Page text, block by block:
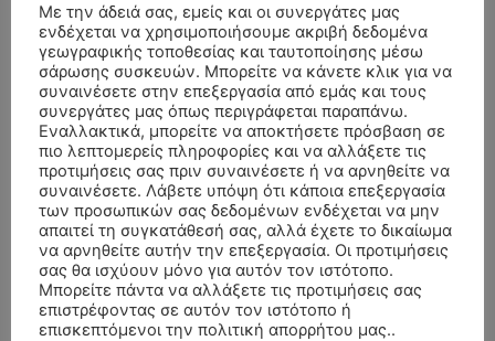
ΣΥΛΛΥΠΗΤΗΡΙΑ ΜΗΝΥΜΑΤΑ
Με την άδειά σας, εμείς και οι συνεργάτες μας
ενδέχεται να χρησιμοποιήσουμε ακριβή δεδομένα
γεωγραφικής τοποθεσίας και ταυτοποίησης μέσω
σάρωσης συσκευών. Μπορείτε να κάνετε κλικ για να
συναινέσετε στην επεξεργασία από εμάς και τους
συνεργάτες μας όπως περιγράφεται παραπάνω.
Εναλλακτικά, μπορείτε να αποκτήσετε πρόσβαση σε
πιο λεπτομερείς πληροφορίες και να αλλάξετε τις
προτιμήσεις σας πριν συναινέσετε ή να αρνηθείτε να
συναινέσετε. Λάβετε υπόψη ότι κάποια επεξεργασία
των προσωπικών σας δεδομένων ενδέχεται να μην
απαιτεί τη συγκατάθεσή σας, αλλά έχετε το δικαίωμα
να αρνηθείτε αυτήν την επεξεργασία. Οι προτιμήσεις
σας θα ισχύουν μόνο για αυτόν τον ιστότοπο.
Μπορείτε πάντα να αλλάξετε τις προτιμήσεις σας
επιστρέφοντας σε αυτόν τον ιστότοπο ή
επισκεπτόμενοι την πολιτική απορρήτου μας..